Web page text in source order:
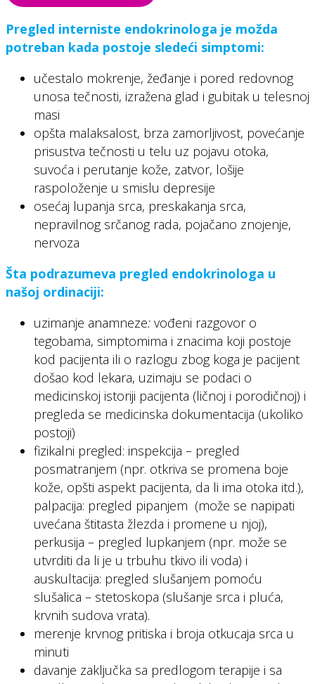
Pregled interniste endokrinologa je možda
potreban kada postoje sledeći simptomi:
učestalo mokrenje, žeđanje i pored redovnog
unosa tečnosti, izražena glad i gubitak u telesnoj
masi
opšta malaksalost, brza zamorljivost, povećanje
prisustva tečnosti u telu uz pojavu otoka,
suvoća i perutanje kože, zatvor, lošije
raspoloženje u smislu depresije
osećaj lupanja srca, preskakanja srca,
nepravilnog srčanog rada, pojačano znojenje,
nervoza
Šta podrazumeva pregled endokrinologa u
našoj ordinaciji:
uzimanje anamneze: vođeni razgovor o
tegobama, simptomima i znacima koji postoje
kod pacijenta ili o razlogu zbog koga je pacijent
došao kod lekara, uzimaju se podaci o
medicinskoj istoriji pacijenta (ličnoj i porodičnoj) i
pregleda se medicinska dokumentacija (ukoliko
postoji)
fizikalni pregled: inspekcija – pregled
posmatranjem (npr. otkriva se promena boje
kože, opšti aspekt pacijenta, da li ima otoka itd.),
palpacija: pregled pipanjem (može se napipati
uvećana štitasta žlezda i promene u njoj),
perkusija – pregled lupkanjem (npr. može se
utvrditi da li je u trbuhu tkivo ili voda) i
auskultacija: pregled slušanjem pomoću
slušalica – stetoskopa (slušanje srca i pluća,
krvnih sudova vrata).
merenje krvnog pritiska i broja otkucaja srca u
minuti
davanje zaključka sa predlogom terapije i sa